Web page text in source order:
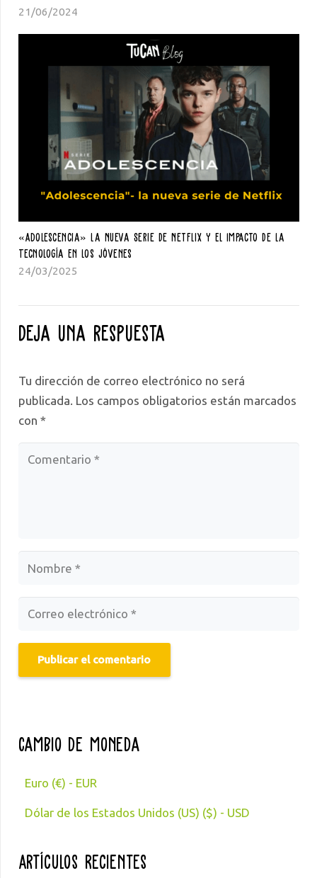
21/06/2024
«Adolescencia» La Nueva Serie De Netflix Y El Impacto De La
Tecnología En Los Jóvenes
24/03/2025
Deja una respuesta
Tu dirección de correo electrónico no será
publicada. Los campos obligatorios están marcados
con *
Publicar el comentario
Cambio de moneda
Euro (€) - EUR
Dólar de los Estados Unidos (US) ($) - USD
Artículos Recientes